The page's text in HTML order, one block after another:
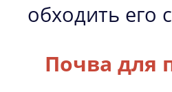
обходить его
Почва для